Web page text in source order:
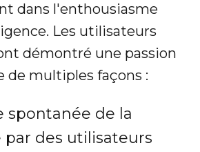
dans l'enthousiasme
Les utilisateurs
démontré une passion
de multiples façons :
spontanée de la
par des utilisateurs